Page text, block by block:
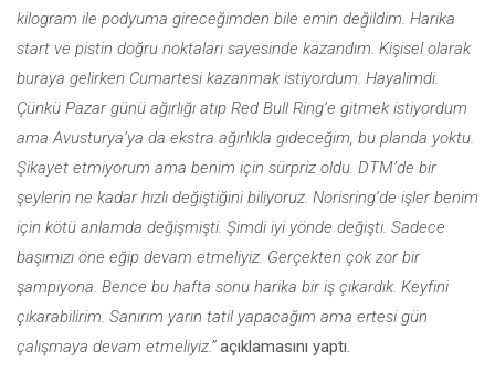
kilogram ile podyuma gireceğimden bile emin değildim. Harika
start ve pistin doğru noktaları sayesinde kazandım. Kişisel olarak
buraya gelirken Cumartesi kazanmak istiyordum. Hayalimdi.
Çünkü Pazar günü ağırlığı atıp Red Bull Ring’e gitmek istiyordum
ama Avusturya’ya da ekstra ağırlıkla gideceğim, bu planda yoktu.
Şikayet etmiyorum ama benim için sürpriz oldu. DTM’de bir
şeylerin ne kadar hızlı değiştiğini biliyoruz. Norisring’de işler benim
için kötü anlamda değişmişti. Şimdi iyi yönde değişti. Sadece
başımızı öne eğip devam etmeliyiz. Gerçekten çok zor bir
şampiyona. Bence bu hafta sonu harika bir iş çıkardık. Keyfini
çıkarabilirim. Sanırım yarın tatil yapacağım ama ertesi gün
çalışmaya devam etmeliyiz.”açıklamasını yaptı.